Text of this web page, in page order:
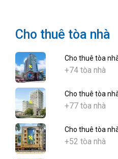
Cho thuê tòa nhà
Cho thuê tòa
+74 tòa nhà
Cho thuê tòa
+77 tòa nhà
Cho thuê tòa
+52 tòa nhà